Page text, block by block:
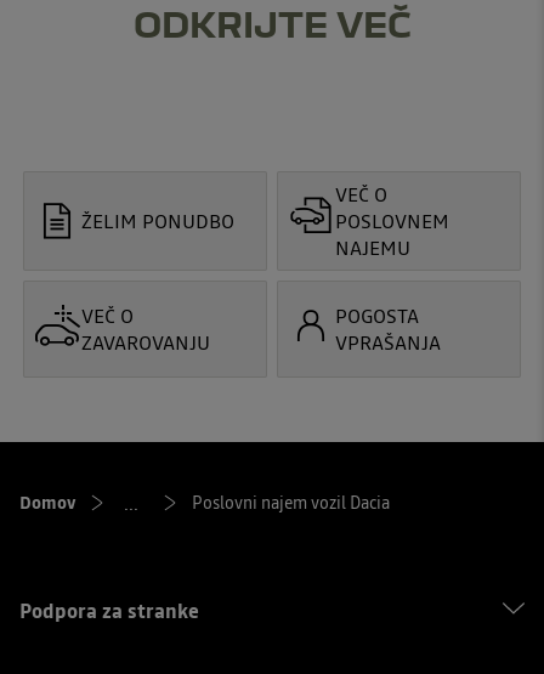
ODKRIJTE VEČ
ŽELIM PONUDBO
VEČ O
POSLOVNEM
NAJEMU
VEČ O
ZAVAROVANJU
POGOSTA
VPRAŠANJA